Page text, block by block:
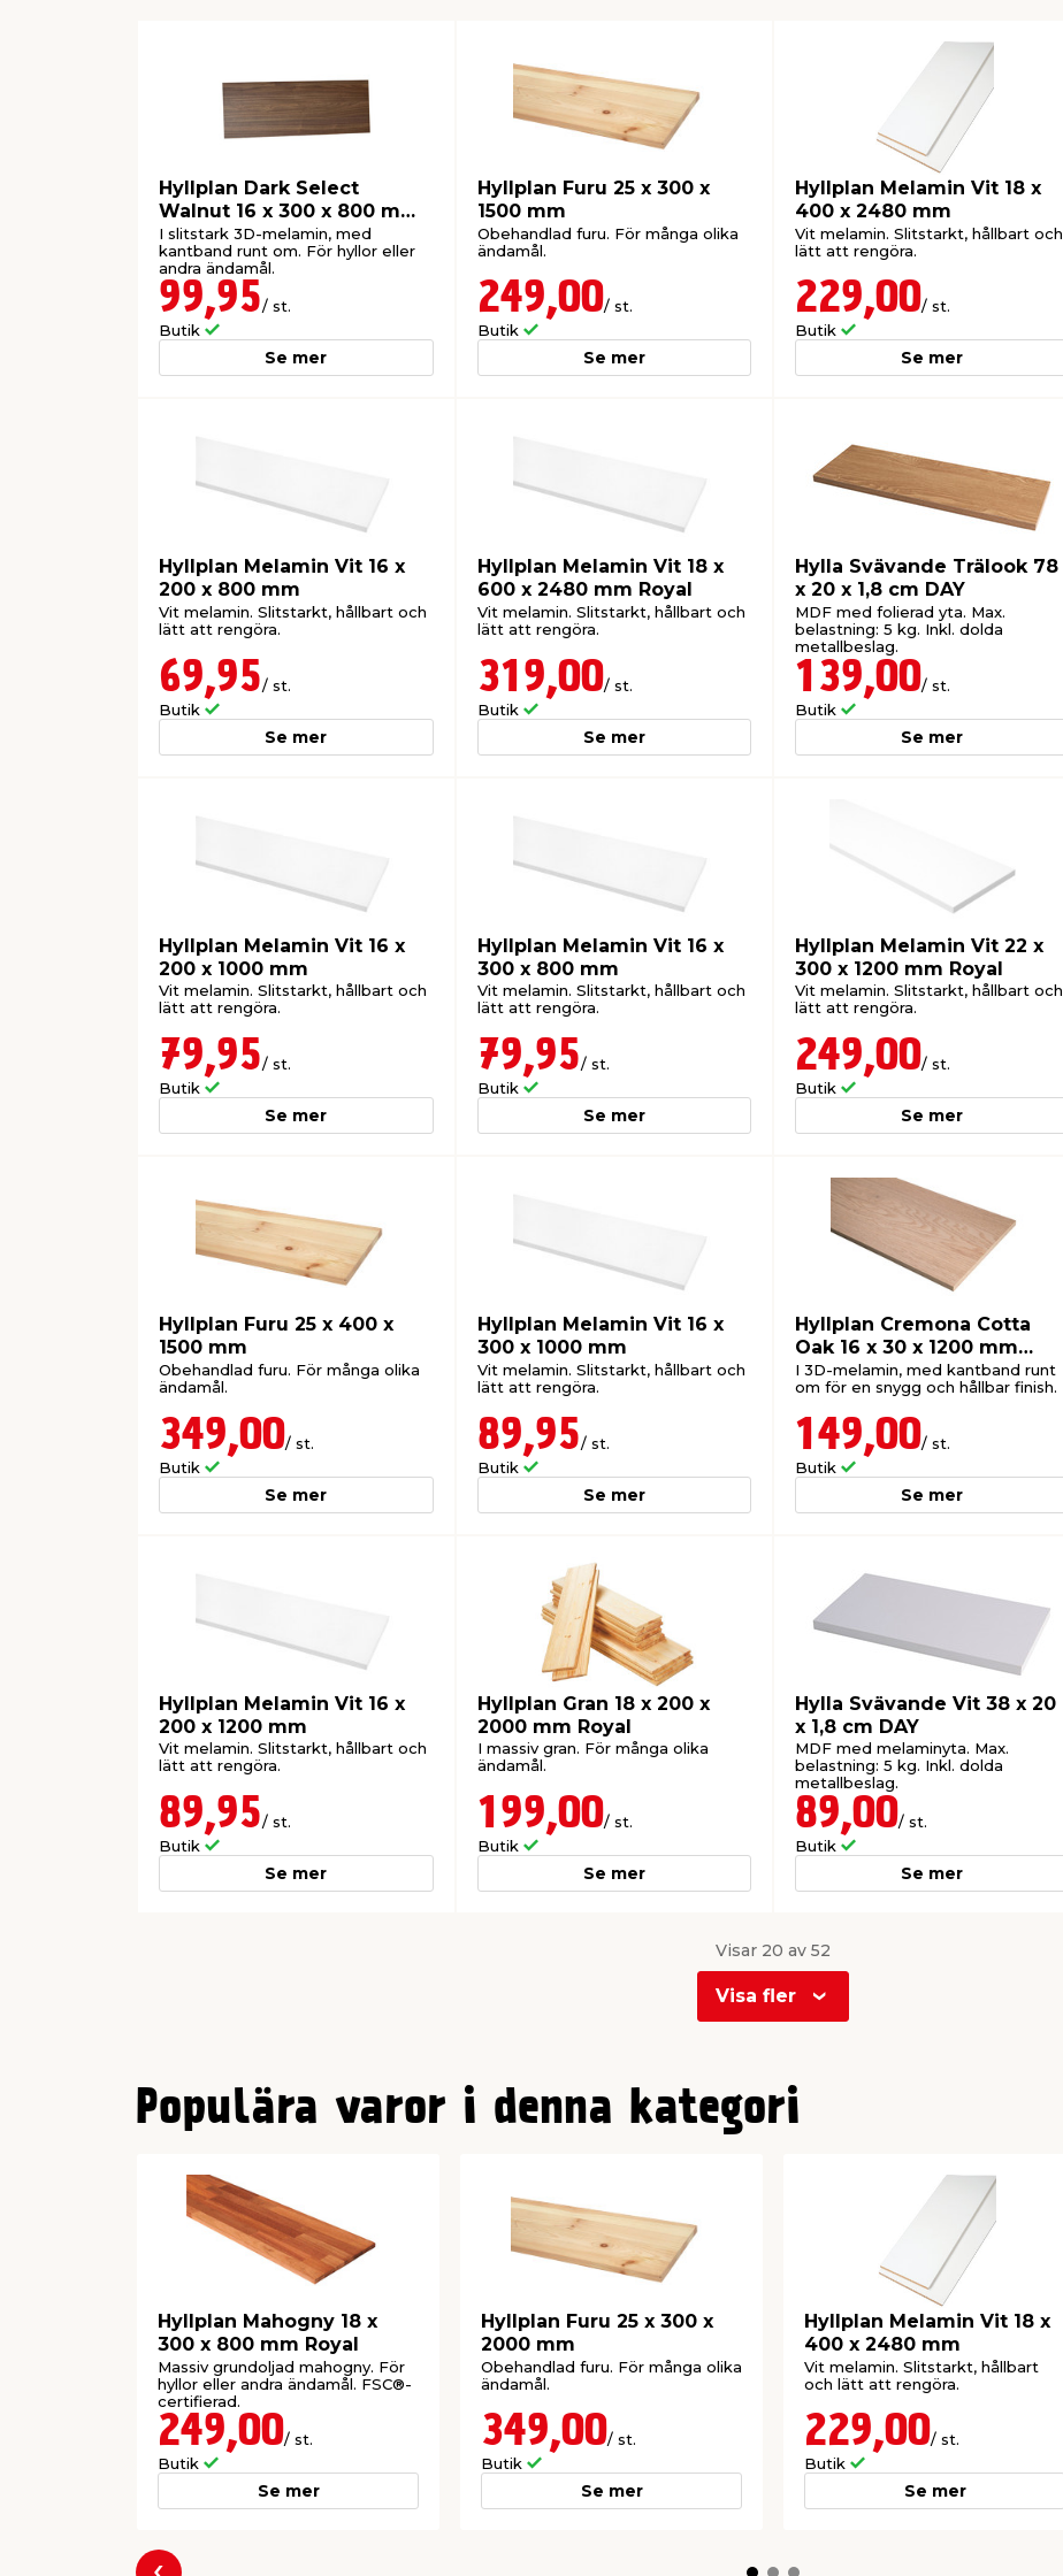
Hyllplan Dark Select
Walnut 16 x 300 x 800 mm
Wallmann
I slitstark 3D-melamin, med
kantband runt om. För hyllor eller
andra ändamål.
99,95/ st.
Butik
Se mer
Hyllplan Furu 25 x 300 x
1500 mm
Obehandlad furu. För många olika
ändamål.
249,00/ st.
Butik
Se mer
Hyllplan Melamin Vit 18 x
400 x 2480 mm
Vit melamin. Slitstarkt, hållbart och
lätt att rengöra.
229,00/ st.
Butik
Se mer
Hyllplan Melamin Vit 16 x
200 x 800 mm
Vit melamin. Slitstarkt, hållbart och
lätt att rengöra.
69,95/ st.
Butik
Se mer
Hyllplan Melamin Vit 18 x
600 x 2480 mm Royal
Vit melamin. Slitstarkt, hållbart och
lätt att rengöra.
319,00/ st.
Butik
Se mer
Hylla Svävande Trälook 78
x 20 x 1,8 cm DAY
MDF med folierad yta. Max.
belastning: 5 kg. Inkl. dolda
metallbeslag.
139,00/ st.
Butik
Se mer
Hyllplan Melamin Vit 16 x
200 x 1000 mm
Vit melamin. Slitstarkt, hållbart och
lätt att rengöra.
79,95/ st.
Butik
Se mer
Hyllplan Melamin Vit 16 x
300 x 800 mm
Vit melamin. Slitstarkt, hållbart och
lätt att rengöra.
79,95/ st.
Butik
Se mer
Hyllplan Melamin Vit 22 x
300 x 1200 mm Royal
Vit melamin. Slitstarkt, hållbart och
lätt att rengöra.
249,00/ st.
Butik
Se mer
Hyllplan Furu 25 x 400 x
1500 mm
Obehandlad furu. För många olika
ändamål.
349,00/ st.
Butik
Se mer
Hyllplan Melamin Vit 16 x
300 x 1000 mm
Vit melamin. Slitstarkt, hållbart och
lätt att rengöra.
89,95/ st.
Butik
Se mer
Hyllplan Cremona Cotta
Oak 16 x 30 x 1200 mm
Wallmann
I 3D-melamin, med kantband runt
om för en snygg och hållbar finish.
149,00/ st.
Butik
Se mer
Hyllplan Melamin Vit 16 x
200 x 1200 mm
Vit melamin. Slitstarkt, hållbart och
lätt att rengöra.
89,95/ st.
Butik
Se mer
Hyllplan Gran 18 x 200 x
2000 mm Royal
I massiv gran. För många olika
ändamål.
199,00/ st.
Butik
Se mer
Hylla Svävande Vit 38 x 20
x 1,8 cm DAY
MDF med melaminyta. Max.
belastning: 5 kg. Inkl. dolda
metallbeslag.
89,00/ st.
Butik
Se mer
Visar 20 av 52
Visa fler
2
Populära varor i denna kategori
Hyllplan Mahogny 18 x
300 x 800 mm Royal
Massiv grundoljad mahogny. För
hyllor eller andra ändamål. FSC®-
certifierad.
249,00/ st.
Butik
Se mer
Hyllplan Furu 25 x 300 x
2000 mm
Obehandlad furu. För många olika
ändamål.
349,00/ st.
Butik
Se mer
Hyllplan Melamin Vit 18 x
400 x 2480 mm
Vit melamin. Slitstarkt, hållbart
och lätt att rengöra.
229,00/ st.
Butik
Se mer